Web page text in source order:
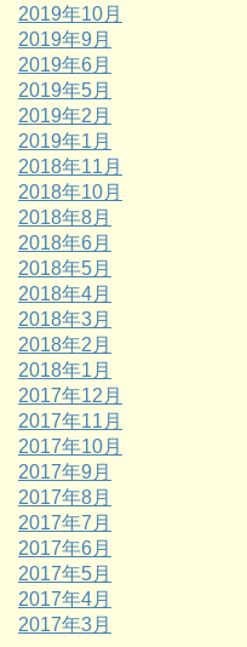
2019年10月
2019年9月
2019年6月
2019年5月
2019年2月
2019年1月
2018年11月
2018年10月
2018年8月
2018年6月
2018年5月
2018年4月
2018年3月
2018年2月
2018年1月
2017年12月
2017年11月
2017年10月
2017年9月
2017年8月
2017年7月
2017年6月
2017年5月
2017年4月
2017年3月